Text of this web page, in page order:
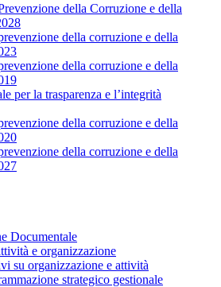
della Corruzione e della
della corruzione e della
della corruzione e della
per la trasparenza e l’integrità
della corruzione e della
della corruzione e della
Documentale
e organizzazione
su organizzazione e attività
strategico gestionale